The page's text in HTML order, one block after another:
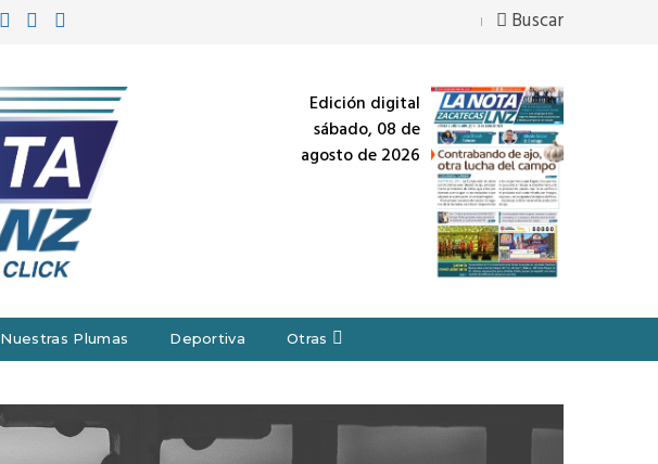
Buscar
Edición digital
sábado, 08 de
agosto de 2026
Nuestras Plumas Deportiva Otras